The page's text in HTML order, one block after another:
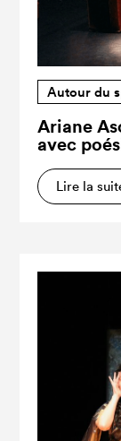
Autour du
Ariane
avec
Lire la